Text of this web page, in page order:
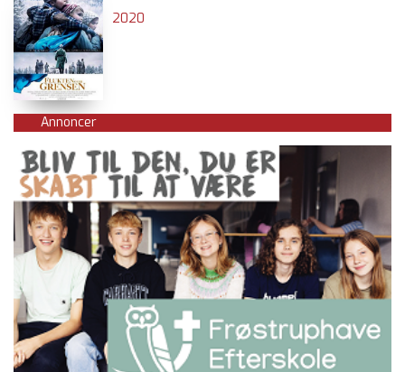
2020
Annoncer